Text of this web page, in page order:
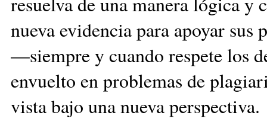
nueva evidencia para apoyar sus
—siempre y cuando respete los
envuelto en problemas de
vista bajo una nueva perspectiva.